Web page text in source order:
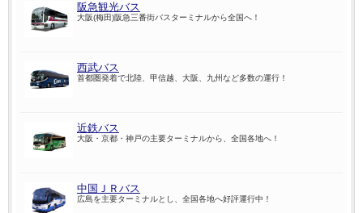
阪急観光バス
大阪(梅田)阪急三番街バスターミナルから全国へ！
西武バス
首都圏発着で北陸、甲信越、大阪、九州など多数の運行！
近鉄バス
大阪・京都・神戸の主要ターミナルから、全国各地へ！
中国ＪＲバス
広島を主要ターミナルとし、全国各地へ好評運行中！